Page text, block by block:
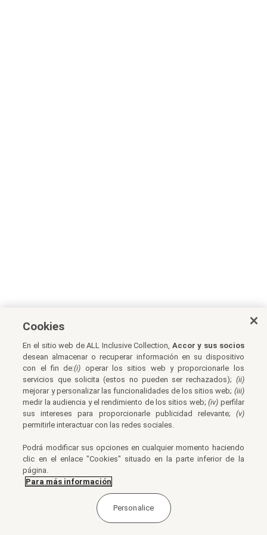
Cookies
En el sitio web de ALL Inclusive Collection, Accor y sus socios
desean almacenar o recuperar información en su dispositivo
con el fin de:(i) operar los sitios web y proporcionarle los
servicios que solicita (estos no pueden ser rechazados); (ii)
mejorar y personalizar las funcionalidades de los sitios web; (iii)
medir la audiencia y el rendimiento de los sitios web;(iv) perfilar
sus intereses para proporcionarle publicidad relevante; (v)
permitirle interactuar con las redes sociales.
Podrá modificar sus opciones en cualquier momento haciendo
clic en el enlace "Cookies" situado en la parte inferior de la
página.
Para más información
Personalice